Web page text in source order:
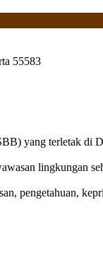
55583
yang terletak di
lingkungan
pengetahuan,